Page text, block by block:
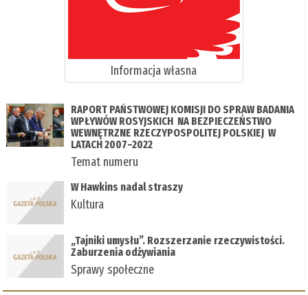
Informacja własna
RAPORT PAŃSTWOWEJ KOMISJI DO SPRAW BADANIA
WPŁYWÓW ROSYJSKICH NA BEZPIECZEŃSTWO
WEWNĘTRZNE RZECZYPOSPOLITEJ POLSKIEJ W
LATACH 2007–2022
Temat numeru
W Hawkins nadal straszy
Kultura
„Tajniki umysłu”. Rozszerzanie rzeczywistości.
Zaburzenia odżywiania
Sprawy społeczne